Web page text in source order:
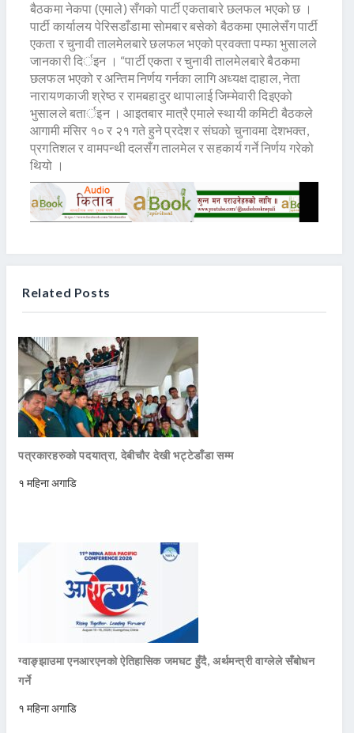
बैठकमा नेकपा (एमाले) सँगको पार्टी एकताबारे छलफल भएको छ ।
पार्टी कार्यालय पेरिसडाँडामा साेमबार बसेको बैठकमा एमालेसँग पार्टी
एकता र चुनावी तालमेलबारे छलफल भएको प्रवक्ता पम्फा भुसालले
जानकारी दिर्इन । “पार्टी एकता र चुनावी तालमेलबारे बैठकमा
छलफल भएको र अन्तिम निर्णय गर्नका लागि अध्यक्ष दाहाल, नेता
नारायणकाजी श्रेष्ठ र रामबहादुर थापालाई जिम्मेवारी दिइएको
भुसालले बतार्इन । आइतबार मात्रै एमाले स्थायी कमिटी बैठकले
आगामी मंसिर १० र २१ गते हुने प्रदेश र संघको चुनावमा देशभक्त,
प्रगतिशल र वामपन्थी दलसँग तालमेल र सहकार्य गर्ने निर्णय गरेको
थियो ।
Related Posts
पत्रकारहरुको पदयात्रा, देबीचौर देखी भट्टेडाँडा सम्म
१ महिना अगाडि
ग्वाङ्झाउमा एनआरएनको ऐतिहासिक जमघट हुँदै, अर्थमन्त्री वाग्लेले सँबोधन
गर्ने
१ महिना अगाडि